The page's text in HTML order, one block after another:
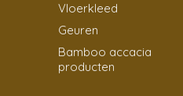
Vloerkleed
Geuren
Bamboo accacia
producten